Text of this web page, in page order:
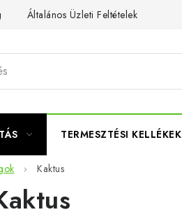
Általános Üzleti Feltételek
TERMESZTÉSI KELLÉKEK
Kaktus